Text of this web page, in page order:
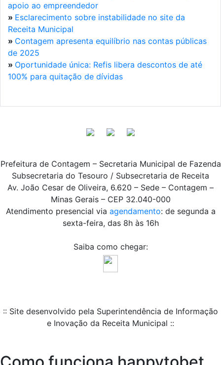
apoio ao empreendedor
» Esclarecimento sobre instabilidade no site da
Receita Municipal
» Contagem apresenta equilíbrio nas contas públicas
de 2025
» Oportunidade única: Refis libera descontos de até
100% para quitação de dívidas
Prefeitura de Contagem – Secretaria Municipal de Fazenda
Subsecretaria do Tesouro / Subsecretaria de Receita
Av. João Cesar de Oliveira, 6.620 – Sede – Contagem –
Minas Gerais – CEP 32.040-000
Atendimento presencial via agendamento: de segunda a
sexta-feira, das 8h às 16h
Saiba como chegar:
:: Site desenvolvido pela Superintendência de Informação
e Inovação da Receita Municipal ::